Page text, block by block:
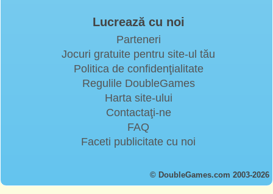
Lucrează cu noi
Parteneri
Jocuri gratuite pentru site-ul tău
Politica de confidenţialitate
Regulile DoubleGames
Harta site-ului
Contactaţi-ne
FAQ
Faceti publicitate cu noi
© DoubleGames.com 2003-2026